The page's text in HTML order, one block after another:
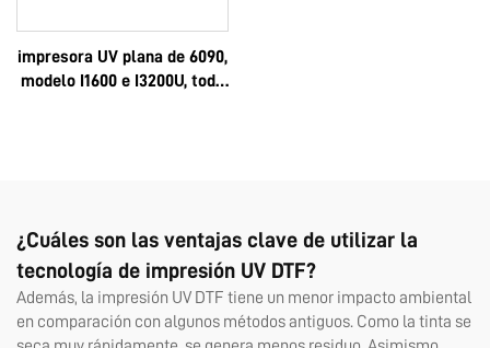
impresora UV plana de 6090,
modelo I1600 e I3200U, todo
¿Cuáles son las ventajas clave de utilizar la
tecnología de impresión UV DTF?
Además, la impresión UV DTF tiene un menor impacto ambiental
en comparación con algunos métodos antiguos. Como la tinta se